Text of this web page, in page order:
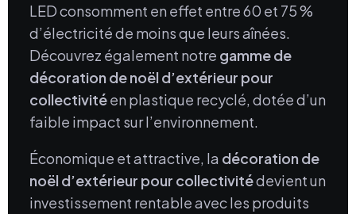
LED consomment en effet entre 60 et 75 %
d’électricité de moins que leurs aînées.
Découvrez également notre gamme de
décoration de noël d’extérieur pour
collectivitéen plastique recyclé, dotée d’un
faible impact sur l’environnement.
Économique et attractive, la décoration de
noël d’extérieur pour collectivitédevient un
investissement rentable avec les produits